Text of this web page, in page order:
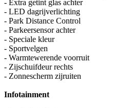
- Extra getint glas achter
- LED dagrijverlichting
- Park Distance Control
- Parkeersensor achter
- Speciale kleur
- Sportvelgen
- Warmtewerende voorruit
- Zijschuifdeur rechts
- Zonnescherm zijruiten
Infotainment